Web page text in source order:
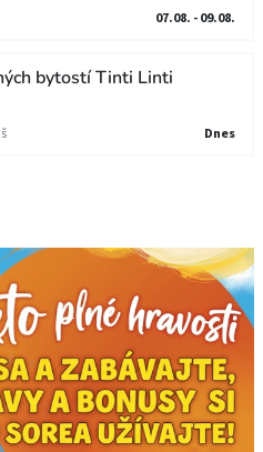
07.08. - 09.08.
bytostí Tinti Linti
Dnes